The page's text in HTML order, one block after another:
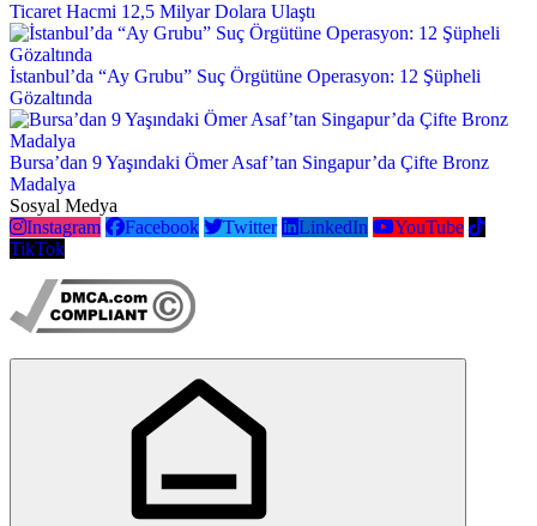
Ticaret Hacmi 12,5 Milyar Dolara Ulaştı
İstanbul’da “Ay Grubu” Suç Örgütüne Operasyon: 12 Şüpheli
Gözaltında
Bursa’dan 9 Yaşındaki Ömer Asaf’tan Singapur’da Çifte Bronz
Madalya
Sosyal Medya
Instagram
Facebook Twitter LinkedIn
YouTube
TikTok